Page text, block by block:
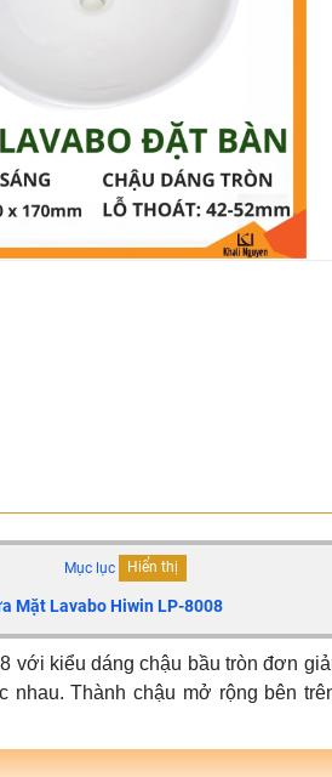
Mục lục Hiển thị
Mặt Lavabo Hiwin LP-8008
với kiểu dáng chậu bầu tròn đơn
nhau. Thành chậu mở rộng bên